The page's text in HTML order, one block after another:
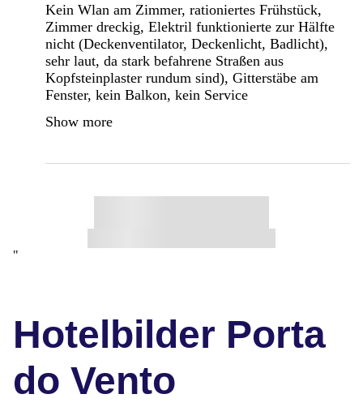
Kein Wlan am Zimmer, rationiertes Frühstück,
Zimmer dreckig, Elektril funktionierte zur Hälfte
nicht (Deckenventilator, Deckenlicht, Badlicht),
sehr laut, da stark befahrene Straßen aus
Kopfsteinplaster rundum sind), Gitterstäbe am
Fenster, kein Balkon, kein Service
Show more
"
Hotelbilder Porta
do Vento